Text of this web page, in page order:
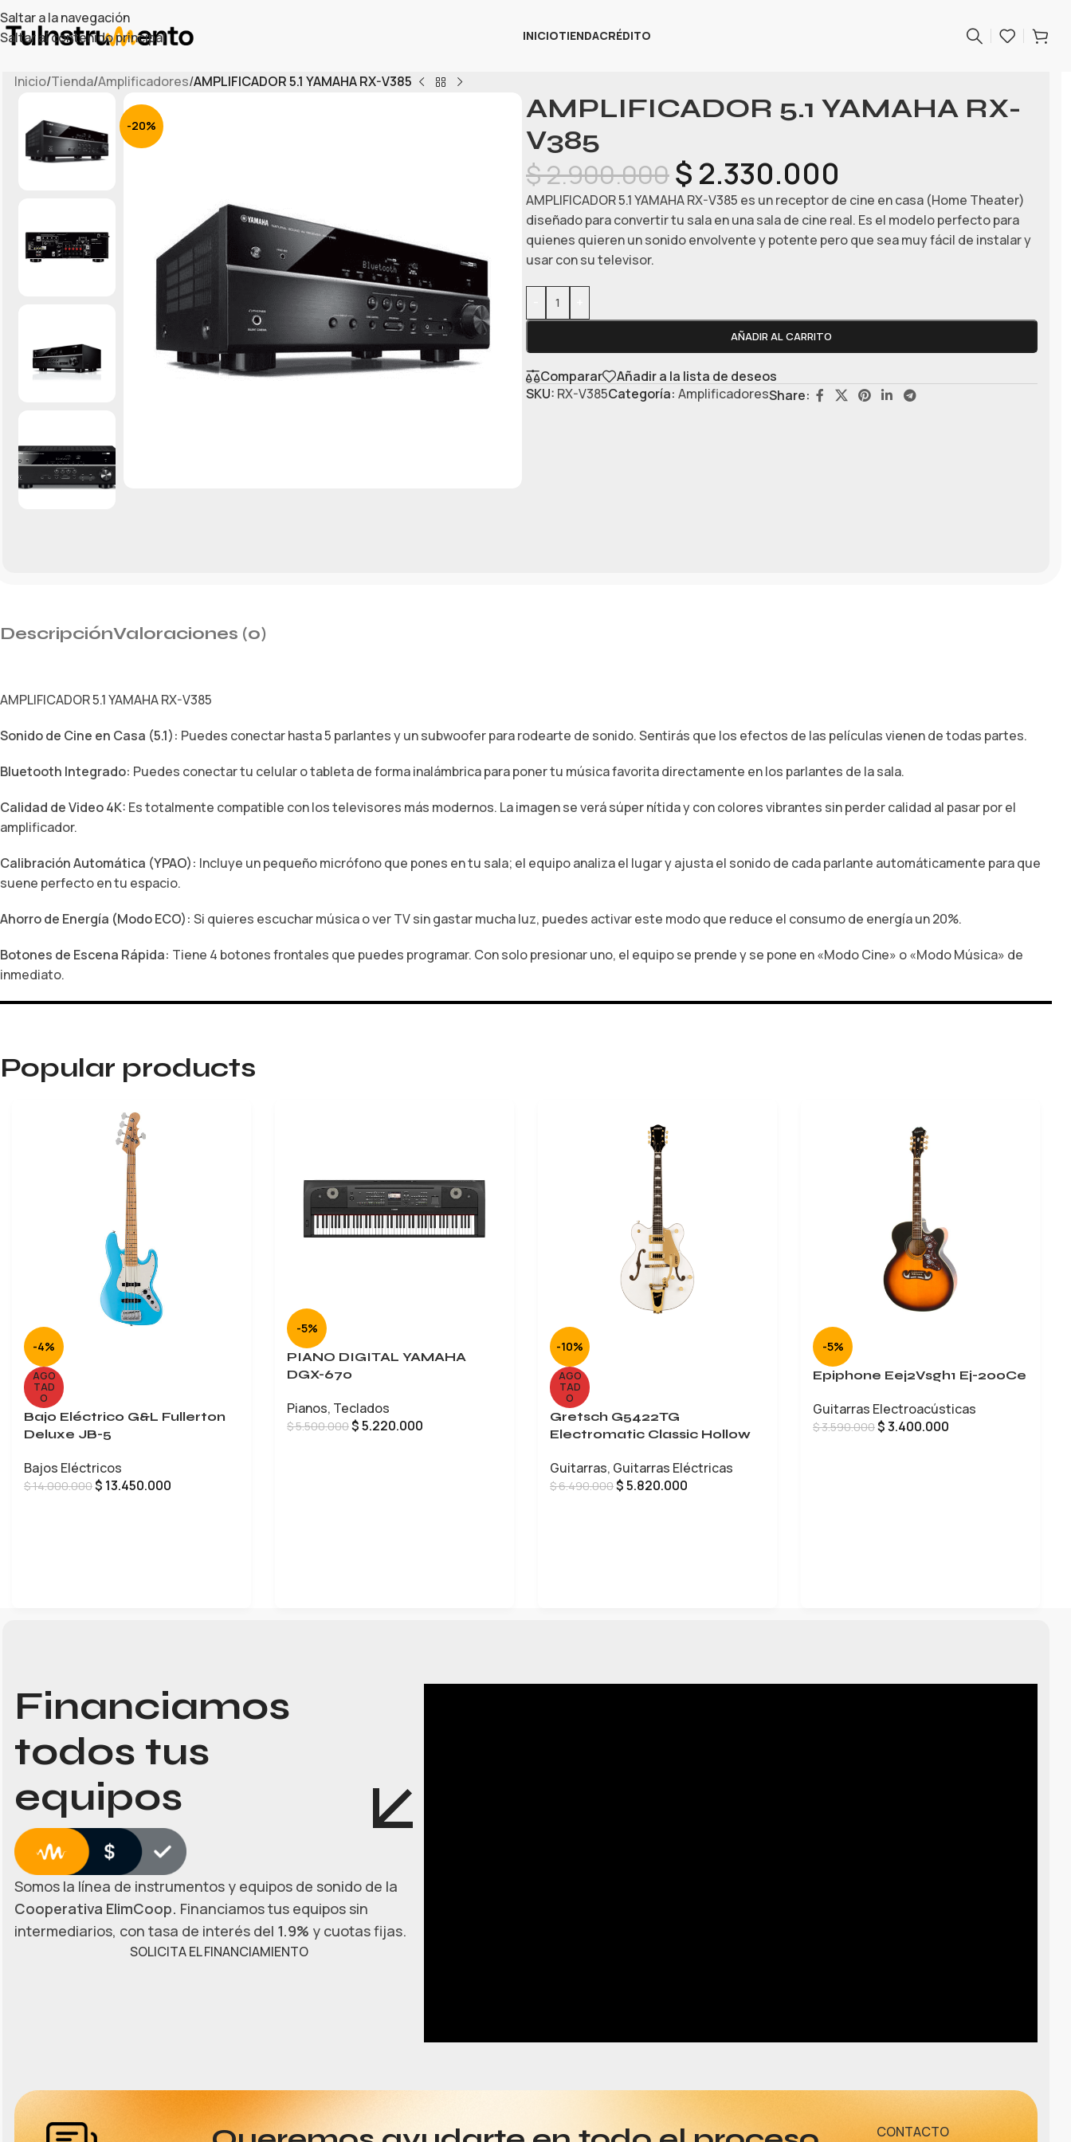
Saltar a la navegación
Saltar al contenido principal
INICIOTIENDACRÉDITO
Inicio/Tienda/Amplificadores/AMPLIFICADOR 5.1 YAMAHA RX-V385
-20%
AMPLIFICADOR 5.1 YAMAHA RX-
V385
$2.900.000$ 2.330.000
AMPLIFICADOR 5.1 YAMAHA RX-V385 es un receptor de cine en casa (Home Theater)
diseñado para convertir tu sala en una sala de cine real. Es el modelo perfecto para
quienes quieren un sonido envolvente y potente pero que sea muy fácil de instalar y
usar con su televisor.
AÑADIR AL CARRITO
Comparar
Añadir a la lista de deseos
SKU: RX-V385Categoría: AmplificadoresShare:
DescripciónValoraciones (0)
AMPLIFICADOR 5.1 YAMAHA RX-V385
Sonido de Cine en Casa (5.1): Puedes conectar hasta 5 parlantes y un subwoofer para rodearte de sonido. Sentirás que los efectos de las películas vienen de todas partes.
Bluetooth Integrado: Puedes conectar tu celular o tableta de forma inalámbrica para poner tu música favorita directamente en los parlantes de la sala.
Calidad de Video 4K: Es totalmente compatible con los televisores más modernos. La imagen se verá súper nítida y con colores vibrantes sin perder calidad al pasar por el
amplificador.
Calibración Automática (YPAO): Incluye un pequeño micrófono que pones en tu sala; el equipo analiza el lugar y ajusta el sonido de cada parlante automáticamente para que
suene perfecto en tu espacio.
Ahorro de Energía (Modo ECO): Si quieres escuchar música o ver TV sin gastar mucha luz, puedes activar este modo que reduce el consumo de energía un 20%.
Botones de Escena Rápida: Tiene 4 botones frontales que puedes programar. Con solo presionar uno, el equipo se prende y se pone en «Modo Cine» o «Modo Música» de
inmediato.
Popular products
-4%
AGO
TAD
O
Bajo Eléctrico G&L Fullerton
Deluxe JB-5
Bajos Eléctricos
$14.000.000$ 13.450.000
-5%
PIANO DIGITAL YAMAHA
DGX-670
Pianos, Teclados
$5.500.000$5.220.000
-10%
AGO
TAD
O
Gretsch G5422TG
Electromatic Classic Hollow
Guitarras, Guitarras Eléctricas
$6.490.000$5.820.000
-5%
Epiphone Eej2Vsgh1 Ej-200Ce
Guitarras Electroacústicas
$3.590.000$3.400.000
Financiamos
todos tus
equipos
Somos la línea de instrumentos y equipos de sonido de la
Cooperativa ElimCoop. Financiamos tus equipos sin
intermediarios, con tasa de interés del 1.9% y cuotas fijas.
SOLICITA EL FINANCIAMIENTO
CONTACTO